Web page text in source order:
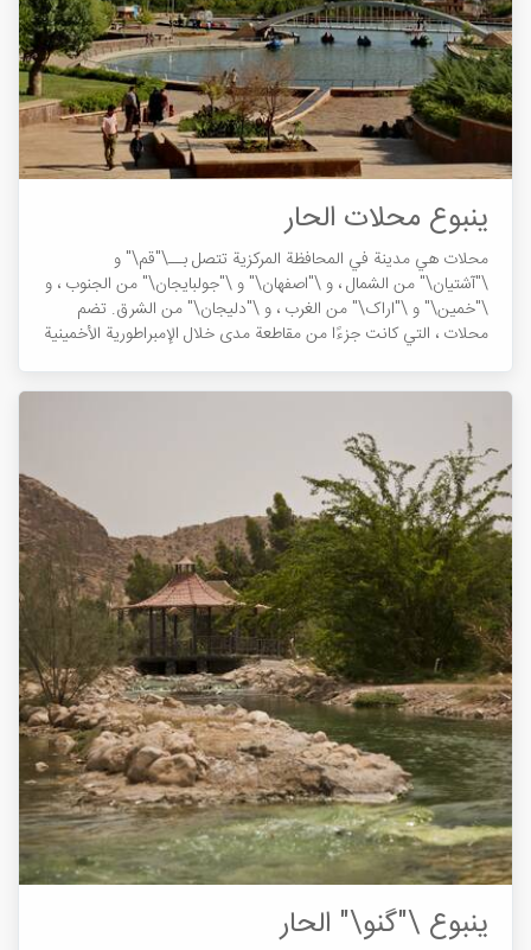
ينبوع محلات الحار
محلات هي مدينة في المحافظة المرکزية تتصل بــ\"قم\" و
\"آشتيان\" من الشمال ، و \"اصفهان\" و \"جولبایجان\" من الجنوب ، و
\"خمين\" و \"اراک\" من الغرب ، و \"دليجان\" من الشرق. تضم
محلات ، التي كانت جزءًا من مقاطعة مدى خلال الإمبراطورية الأخمينية
ينبوع \"گنو\" الحار